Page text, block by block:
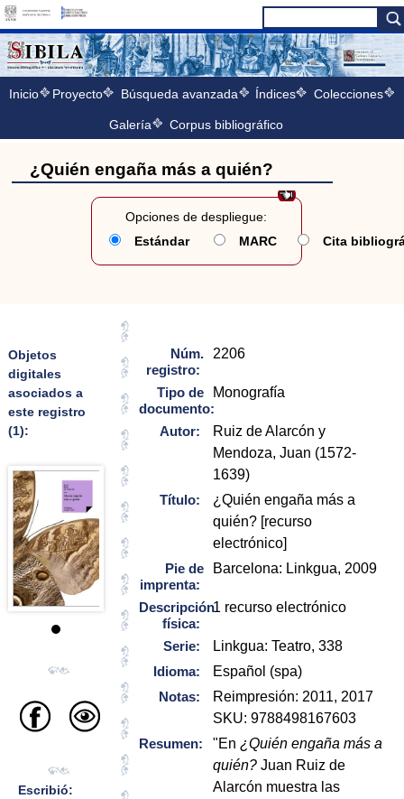
Inicio Proyecto Búsqueda avanzada Índices Colecciones
Galería Corpus bibliográfico
¿Quién engaña más a quién?
Opciones de despliegue:
Estándar
MARC Cita
Objetos
digitales
asociados a
este registro
(1):
Escribió:
Núm.
registro:
2206
Tipo de
documento:
Monografía
Autor:
Ruiz de Alarcón y
Mendoza, Juan (1572-
1639)
Título:
¿Quién engaña más a
quién? [recurso
electrónico]
Pie de
imprenta:
Barcelona: Linkgua, 2009
Descripción
física:
1 recurso electrónico
Serie:
Linkgua: Teatro, 338
Idioma:
Español (spa)
Notas:
Reimpresión: 2011, 2017
SKU: 9788498167603
Resumen:
"En¿Quién engaña más a
quién? Juan Ruiz de
Alarcón muestra las